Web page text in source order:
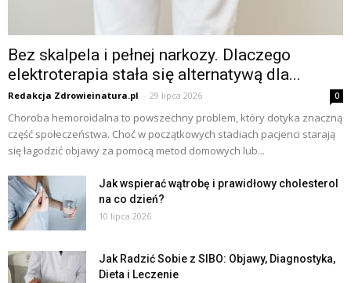
Bez skalpela i pełnej narkozy. Dlaczego
elektroterapia stała się alternatywą dla...
Redakcja Zdrowieinatura.pl - 29 lipca 2026 0
Choroba hemoroidalna to powszechny problem, który dotyka znaczną
część społeczeństwa. Choć w początkowych stadiach pacjenci starają
się łagodzić objawy za pomocą metod domowych lub...
Jak wspierać wątrobę i prawidłowy cholesterol
na co dzień?
10 lipca 2026
Jak Radzić Sobie z SIBO: Objawy, Diagnostyka,
Dieta i Leczenie